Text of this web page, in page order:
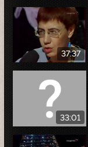
37:37
33:01